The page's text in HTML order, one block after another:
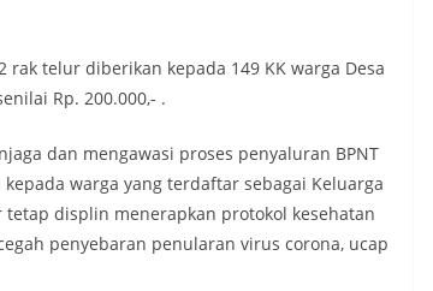
telur diberikan kepada 149 KK warga Desa
Rp. 200.000,- .
dan mengawasi proses penyaluran BPNT
warga yang terdaftar sebagai Keluarga
tetap displin menerapkan protokol kesehatan
penyebaran penularan virus corona, ucap